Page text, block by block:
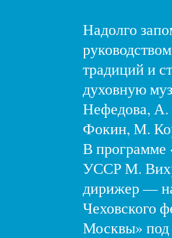
Надолго
традиций и
духовную
Нефедова,
Фокин, М.
В программе
УССР М.
дирижер —
Чеховского
Москвы» под